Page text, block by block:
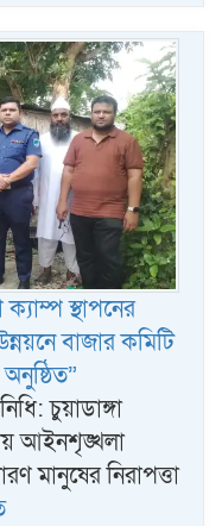
স্থাপনের
বাজার কমিটি
চুয়াডাঙ্গা
আইনশৃঙ্খলা
মানুষের নিরাপত্তা